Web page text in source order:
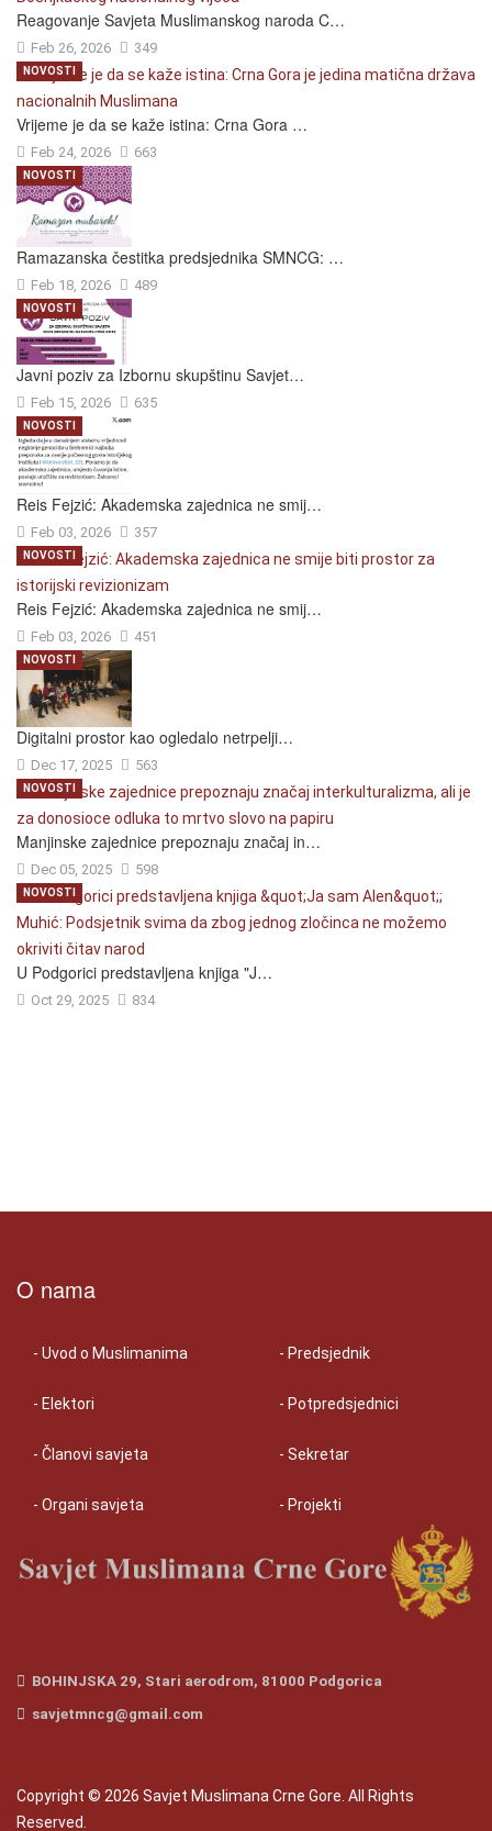
Reagovanje Savjeta Muslimanskog naroda C…
Feb 26, 2026 349
Vrijeme je da se kaže istina: Crna Gora …
Feb 24, 2026 663
NOVOSTI
Ramazanska čestitka predsjednika SMNCG: …
Feb 18, 2026 489
NOVOSTI
Javni poziv za Izbornu skupštinu Savjet…
Feb 15, 2026 635
NOVOSTI
Reis Fejzić: Akademska zajednica ne smij…
Feb 03, 2026 357
NOVOSTI
Reis Fejzić: Akademska zajednica ne smij…
Feb 03, 2026 451
NOVOSTI
Digitalni prostor kao ogledalo netrpelji…
Dec 17, 2025 563
NOVOSTI
Manjinske zajednice prepoznaju značaj in…
Dec 05, 2025 598
NOVOSTI
U Podgorici predstavljena knjiga "J…
Oct 29, 2025 834
NOVOSTI
O nama
- Uvod o Muslimanima
- Elektori
- Članovi savjeta
- Organi savjeta
- Predsjednik
- Potpredsjednici
- Sekretar
- Projekti
BOHINJSKA 29, Stari aerodrom, 81000 Podgorica
savjetmncg@gmail.com
Copyright © 2026 Savjet Muslimana Crne Gore. All Rights
Reserved.